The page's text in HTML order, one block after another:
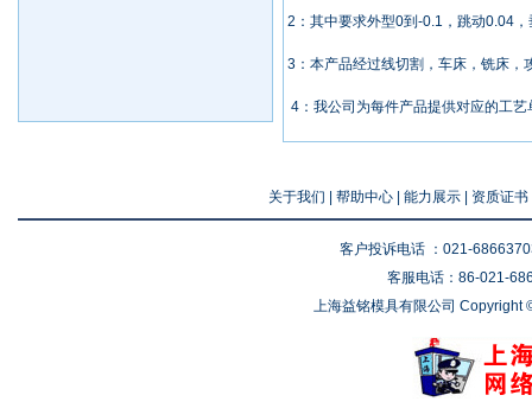
2：其中要求外型0到-0.1，跳动0.04
3：本产品经过线切割，车床，铣床，
4：我公司为每件产品提供对应的工
关于我们 帮助中心 能力展示 资质证书
客户投诉电话 ：021-
客服电话：86-021-
上海益铭模具有限公司 Copyright